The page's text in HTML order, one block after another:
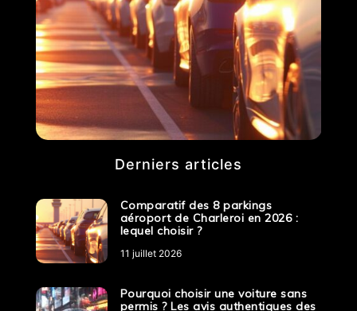
Derniers articles
Comparatif des 8 parkings
aéroport de Charleroi en 2026 :
lequel choisir ?
11 juillet 2026
Pourquoi choisir une voiture sans
permis ? Les avis authentiques des